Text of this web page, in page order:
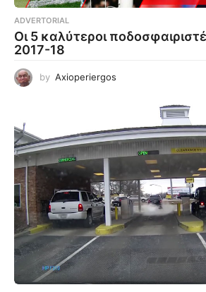
ADVERTORIAL
Οι 5 καλύτεροι
2017-18
by Axioperiergos